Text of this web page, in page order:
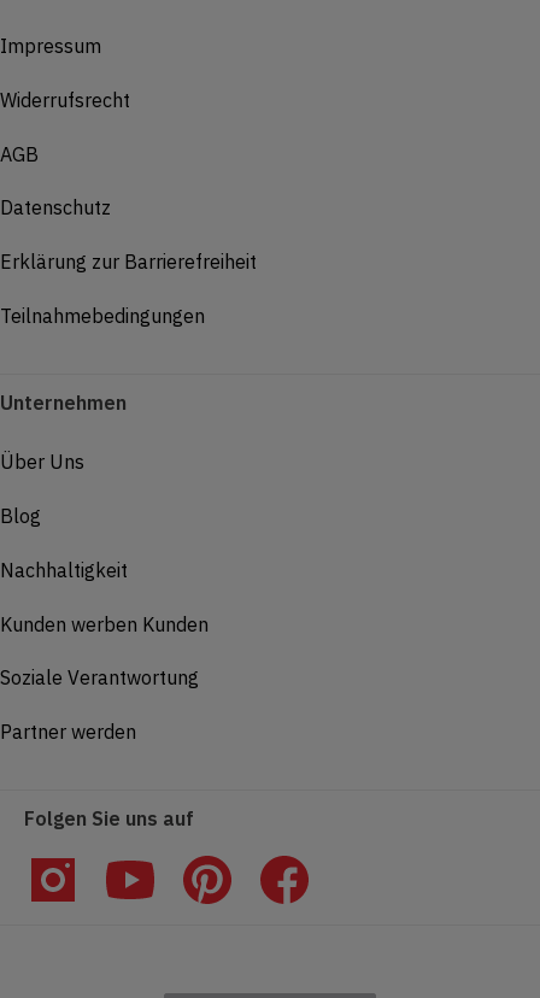
Impressum
Widerrufsrecht
AGB
Datenschutz
Erklärung zur Barrierefreiheit
Teilnahmebedingungen
Unternehmen
Über Uns
Blog
Nachhaltigkeit
Kunden werben Kunden
Soziale Verantwortung
Partner werden
Folgen Sie uns auf